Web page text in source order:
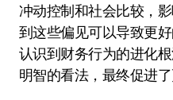
冲动控制和社会比较，
到这些偏见可以导致更
认识到财务行为的进化
明智的看法，最终促进了